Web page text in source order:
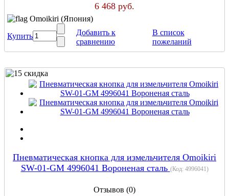
6 468 руб.
Omoikiri (Япония)
Купить
Добавить к
сравнению
В список
пожеланий
Пневматическая кнопка для измельчителя Omoikiri
SW-01-GM 4996041 Вороненая сталь (Код: 4996041)
Отзывов (0)